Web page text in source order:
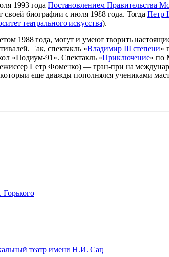
1993 года Постановлением Правительства
своей биографии с июля 1988 года. Тогда Петр
театрального искусства).
1988 года, могут и умеют творить
Так, спектакль «Владимир III степени»
«Подиум-91». Спектакль «Приключение» по
Петр Фоменко) — гран-при на
еще дважды пополнялся учениками
театр имени Н.И. Сац